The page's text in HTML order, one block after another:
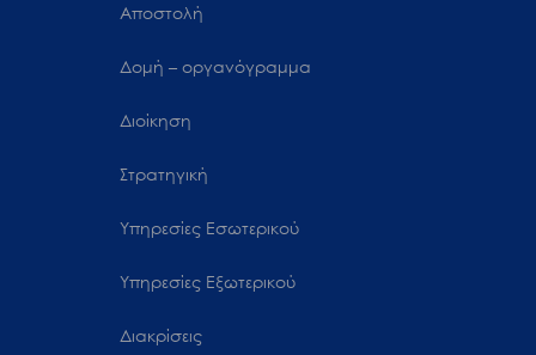
Αποστολή
Δομή – οργανόγραμμα
Διοίκηση
Στρατηγική
Υπηρεσίες Εσωτερικού
Υπηρεσίες Εξωτερικού
Διακρίσεις